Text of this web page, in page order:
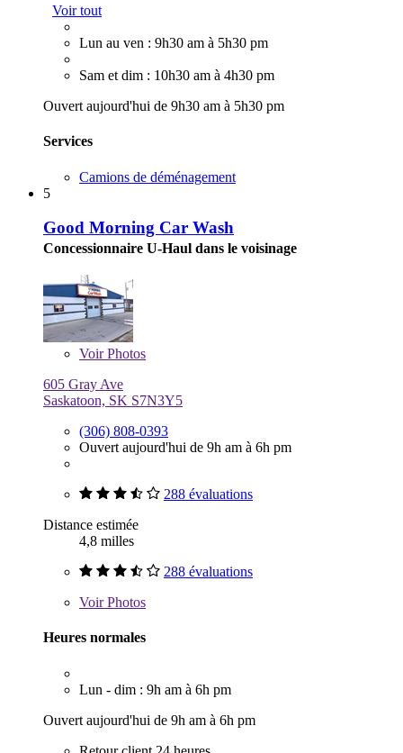
Voir tout
Lun au ven : 9h30 am à 5h30 pm
Sam et dim : 10h30 am à 4h30 pm
Ouvert aujourd'hui de 9h30 am à 5h30 pm
Services
Camions de déménagement
5
Good Morning Car Wash
Concessionnaire U-Haul dans le voisinage
VoirPhotos
605 Gray Ave
Saskatoon, SK S7N3Y5
(306) 808-0393
Ouvert aujourd'hui de 9h am à 6h pm
288 évaluations
Distance estimée
4,8 milles
288 évaluations
VoirPhotos
Heures normales
Lun - dim : 9h am à 6h pm
Ouvert aujourd'hui de 9h am à 6h pm